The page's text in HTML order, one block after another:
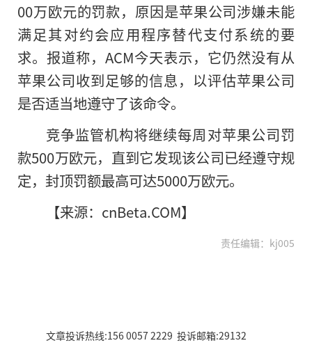
00万欧元的罚款，原因是苹果公司涉嫌未能
满足其对约会应用程序替代支付系统的要
求。报道称，ACM今天表示，它仍然没有从
苹果公司收到足够的信息，以评估苹果公司
是否适当地遵守了该命令。
竞争监管机构将继续每周对苹果公司罚
款500万欧元，直到它发现该公司已经遵守规
定，封顶罚额最高可达5000万欧元。
【来源：cnBeta.COM】
责任编辑：kj005
文章投诉热线:156 0057 2229 投诉邮箱:29132